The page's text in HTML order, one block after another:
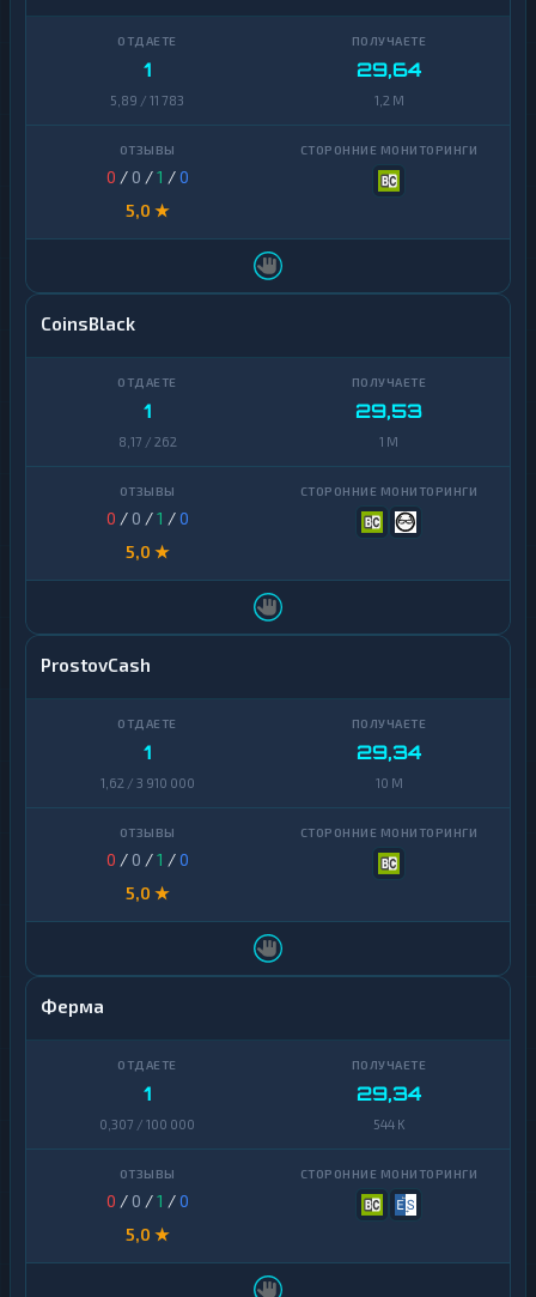
1
5,89 / 11 783
29,64
1,2 M
0 / 0 /1 /0
5,0 ★
CoinsBlack
1
8,17 / 262
29,53
1 M
0 / 0 /1 /0
5,0 ★
ProstovCash
1
1,62 / 3 910 000
29,34
10 M
0 / 0 /1 /0
5,0 ★
Ферма
1
0,307 / 100 000
29,34
544 K
0 / 0 /1 /0
5,0 ★